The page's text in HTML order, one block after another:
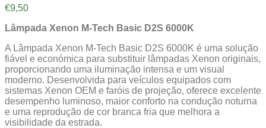
€9,50
Lâmpada Xenon M-Tech Basic D2S 6000K
A Lâmpada Xenon M-Tech Basic D2S 6000K é uma solução
fiável e económica para substituir lâmpadas Xenon originais,
proporcionando uma iluminação intensa e um visual
moderno. Desenvolvida para veículos equipados com
sistemas Xenon OEM e faróis de projeção, oferece excelente
desempenho luminoso, maior conforto na condução noturna
e uma reprodução de cor branca fria que melhora a
visibilidade da estrada.